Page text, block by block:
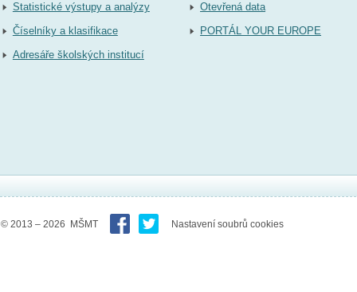
Statistické výstupy a analýzy
Číselníky a klasifikace
Adresáře školských institucí
Otevřená data
PORTÁL YOUR EUROPE
© 2013 – 2026 MŠMT Nastavení soubrů cookies